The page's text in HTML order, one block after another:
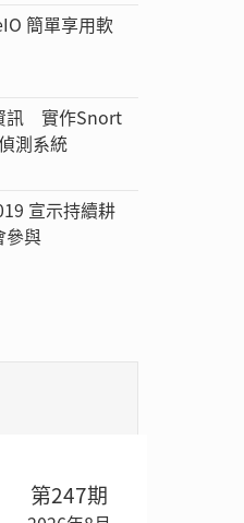
簡單享用軟
訊 實作Snort
測系統
宣示持續耕
參與
第247期